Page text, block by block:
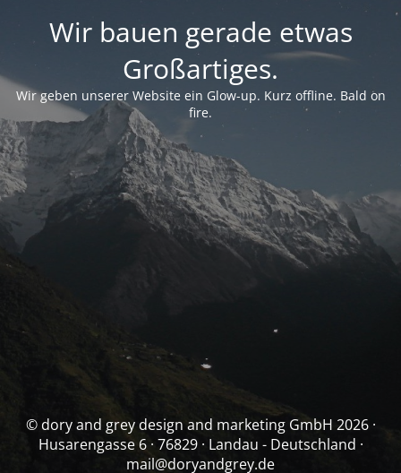
Wir bauen gerade etwas
Großartiges.
Wir geben unserer Website ein Glow-up. Kurz offline. Bald on
fire.
© dory and grey design and marketing GmbH 2026 ·
Husarengasse 6 · 76829 · Landau - Deutschland ·
mail@doryandgrey.de